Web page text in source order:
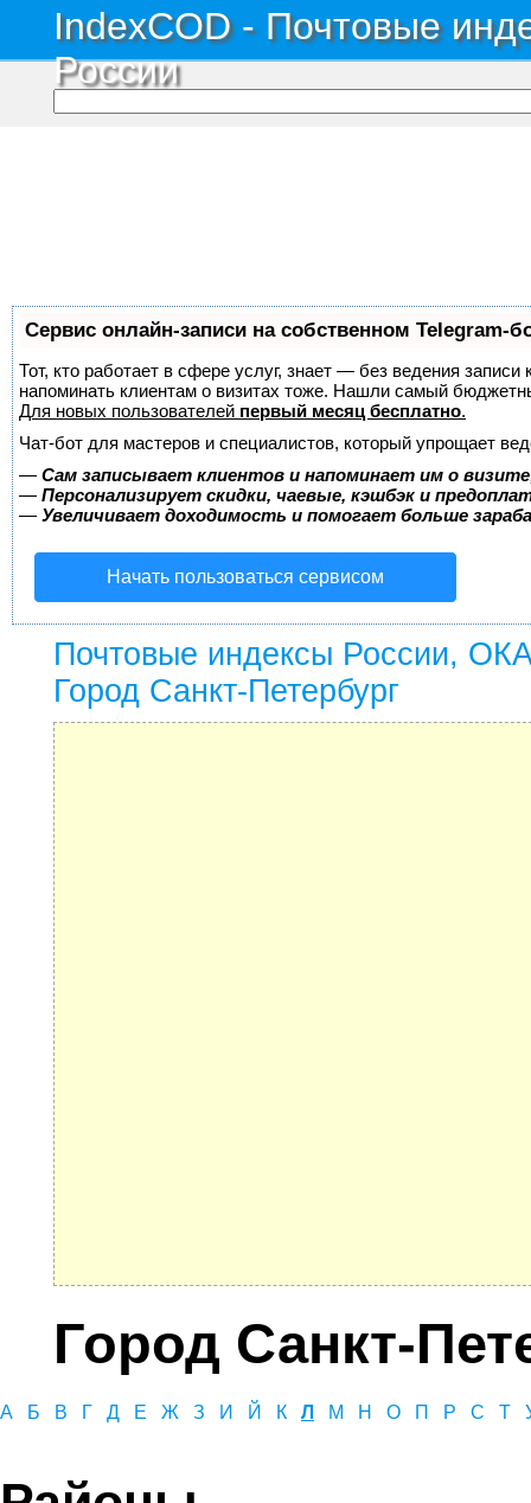
IndexCOD - Почтовые
России
Сервис онлайн-записи на собственном Telegram-
Тот, кто работает в сфере услуг, знает — без ведения
напоминать клиентам о визитах тоже. Нашли самый
Для новых пользователей первый месяц бесплатно.
Чат-бот для мастеров и специалистов, который упрощает
— Сам записывает клиентов и напоминает им о
— Персонализирует скидки, чаевые, кэшбэк и
— Увеличивает доходимость и помогает больше
Начать пользоваться сервисом
Почтовые индексы России,
Город Санкт-Петербург
Город Санкт-
А Б В Г Д Е Ж З И Й К Л М Н О П Р С Т